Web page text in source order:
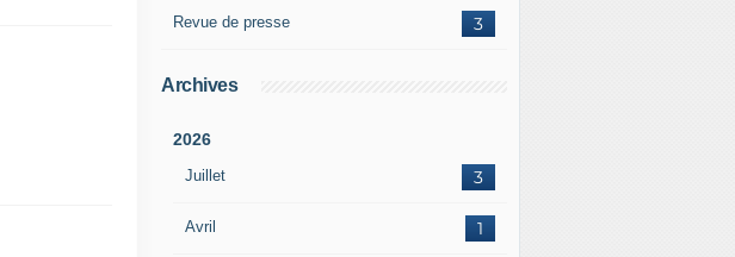
3
Revue de presse
Archives
2026
Juillet 3
Avril 1